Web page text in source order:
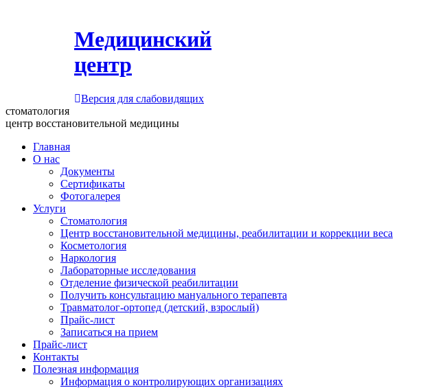
Медицинский
центр
Версия для слабовидящих
стоматология
центр восстановительной медицины
Главная
О нас
Документы
Сертификаты
Фотогалерея
Услуги
Стоматология
Центр восстановительной медицины, реабилитации и коррекции веса
Косметология
Наркология
Лабораторные исследования
Отделение физической реабилитации
Получить консультацию мануального терапевта
Травматолог-ортопед (детский, взрослый)
Прайс-лист
Записаться на прием
Прайс-лист
Контакты
Полезная информация
Информация о контролирующих организациях